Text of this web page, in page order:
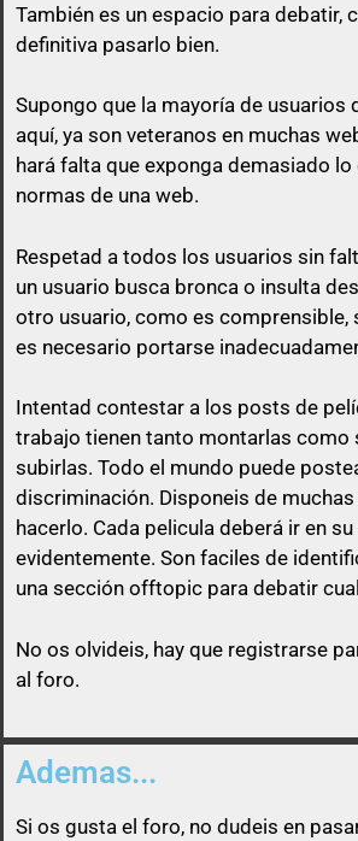
También es un espacio para debatir,
definitiva pasarlo bien.
Supongo que la mayoría de usuarios
aquí, ya son veteranos en muchas
hará falta que exponga demasiado lo
normas de una web.
Respetad a todos los usuarios sin
un usuario busca bronca o insulta
otro usuario, como es comprensible,
es necesario portarse
Intentad contestar a los posts de
trabajo tienen tanto montarlas como
subirlas. Todo el mundo puede
discriminación. Disponeis de
hacerlo. Cada pelicula deberá ir en
evidentemente. Son faciles de
una sección offtopic para debatir
No os olvideis, hay que registrarse
al foro.
Ademas...
Si os gusta el foro, no dudeis en